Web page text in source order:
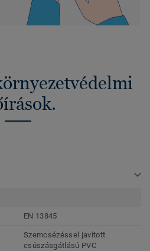
EN 13845
Szemcsézéssel javított
csúszásgátlású PVC